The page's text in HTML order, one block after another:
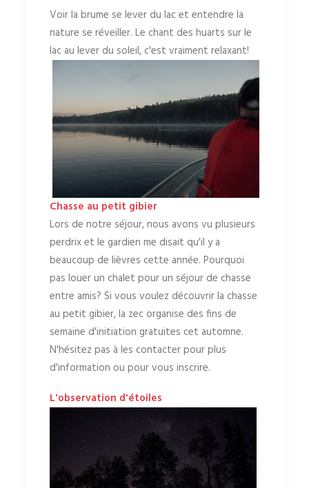
Voir la brume se lever du lac et entendre la
nature se réveiller. Le chant des huarts sur le
lac au lever du soleil, c'est vraiment relaxant!
Chasse au petit gibier
Lors de notre séjour, nous avons vu plusieurs
perdrix et le gardien me disait qu'il y a
beaucoup de lièvres cette année. Pourquoi
pas louer un chalet pour un séjour de chasse
entre amis? Si vous voulez découvrir la chasse
au petit gibier, la zec organise des fins de
semaine d'initiation gratuites cet automne.
N'hésitez pas à les contacter pour plus
d'information ou pour vous inscrire.
L'observation d'étoiles